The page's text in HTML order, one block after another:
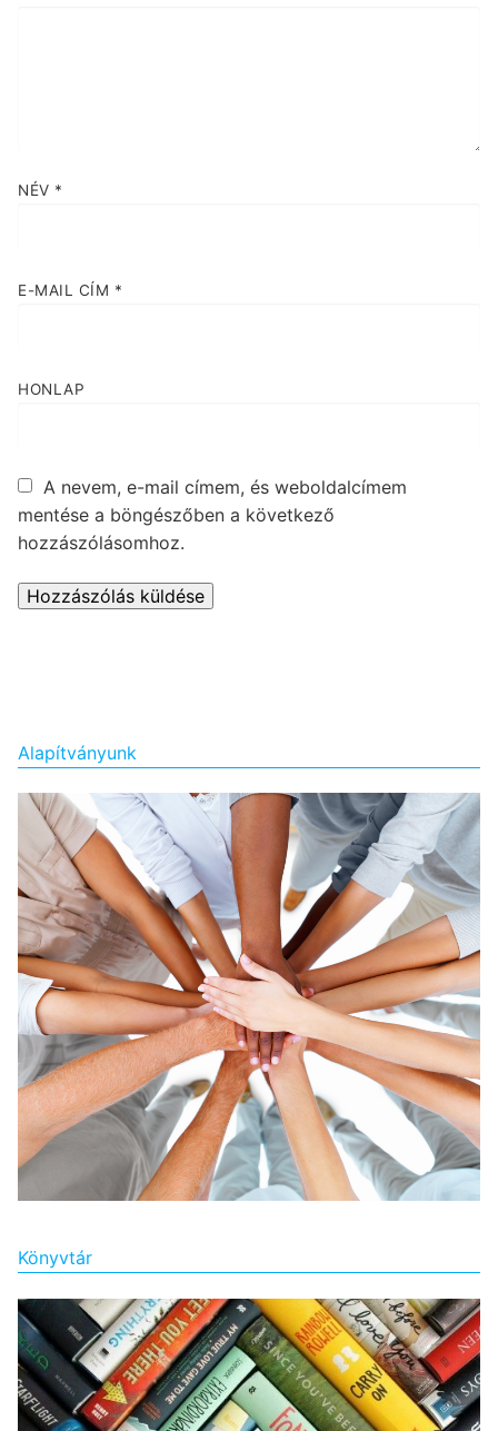
NÉV *
E-MAIL CÍM *
HONLAP
A nevem, e-mail címem, és weboldalcímem
mentése a böngészőben a következő
hozzászólásomhoz.
Alapítványunk
Könyvtár